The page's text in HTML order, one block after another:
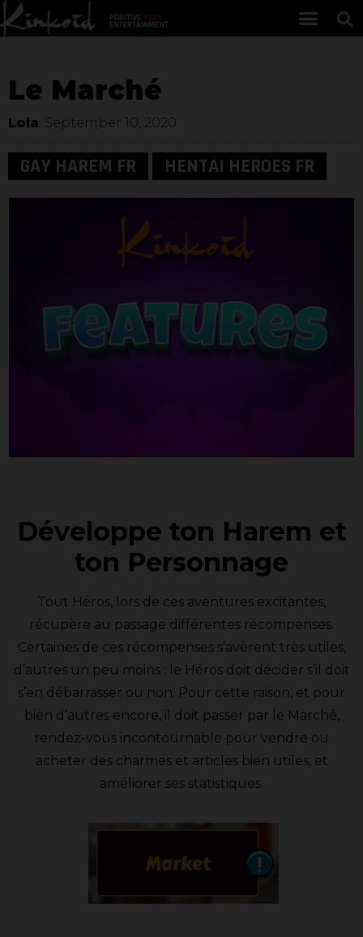
Le Marché
Lola September 10, 2020
GAY HAREM FR HENTAI HEROES FR
Développe ton Harem et
ton Personnage
Tout Héros, lors de ces aventures excitantes,
récupère au passage différentes récompenses.
Certaines de ces récompenses s’avèrent très utiles,
d’autres un peu moins : le Héros doit décider s’il doit
s’en débarrasser ou non. Pour cette raison, et pour
bien d’autres encore, il doit passer par le Marché,
rendez-vous incontournable pour vendre ou
acheter des charmes et articles bien utiles, et
améliorer ses statistiques.